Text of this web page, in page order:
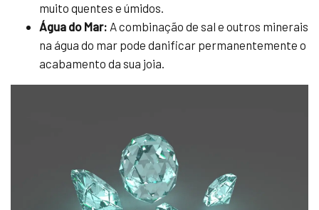
muito quentes e úmidos.
Água do Mar: A combinação de sal e outros minerais
na água do mar pode danificar permanentemente o
acabamento da sua joia.